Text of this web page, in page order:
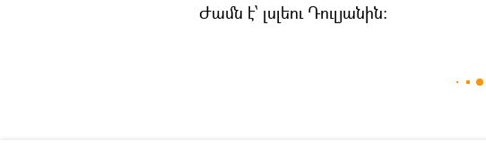
Ժամն է՝ լսլեու Դուլյանին։